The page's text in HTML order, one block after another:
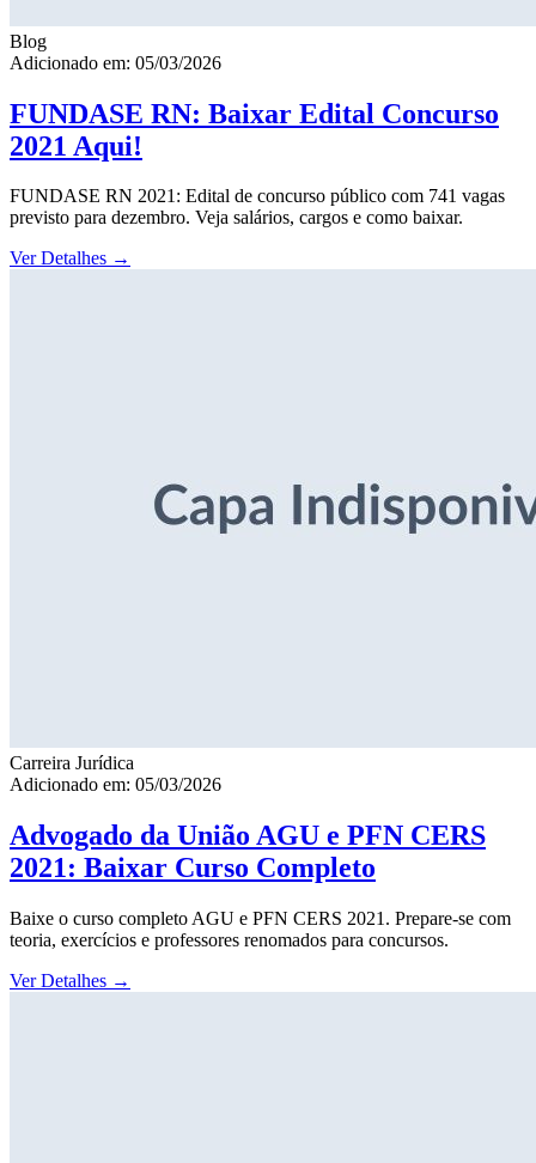
Blog
Adicionado em: 05/03/2026
FUNDASE RN: Baixar Edital Concurso
2021 Aqui!
FUNDASE RN 2021: Edital de concurso público com 741 vagas
previsto para dezembro. Veja salários, cargos e como baixar.
Ver Detalhes →
Carreira Jurídica
Adicionado em: 05/03/2026
Advogado da União AGU e PFN CERS
2021: Baixar Curso Completo
Baixe o curso completo AGU e PFN CERS 2021. Prepare-se com
teoria, exercícios e professores renomados para concursos.
Ver Detalhes →